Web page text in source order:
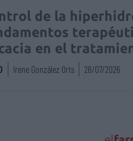
de la
en el
Irene González Orts 28/07/2026